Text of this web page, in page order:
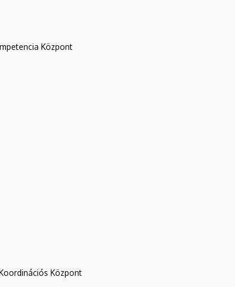
Központ
Központ